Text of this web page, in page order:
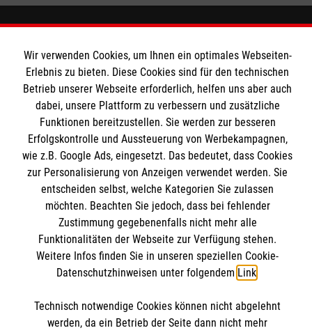
Wir Malteser
Spenden und Helfen
Angebote und Leistungen
Unsere Kurse
Mitarbeiten
Wir Malteser
Informationen
Impressum
Datenschutz
Malteser online
Malteserorden
Malteser Jugend
Malteser International
Mediathek
Soziale Netzwerke
Wir verwenden Cookies, um Ihnen ein optimales Webseiten-
Erlebnis zu bieten. Diese Cookies sind für den technischen
Betrieb unserer Webseite erforderlich, helfen uns aber auch
dabei, unsere Plattform zu verbessern und zusätzliche
Funktionen bereitzustellen. Sie werden zur besseren
Erfolgskontrolle und Aussteuerung von Werbekampagnen,
wie z.B. Google Ads, eingesetzt. Das bedeutet, dass Cookies
zur Personalisierung von Anzeigen verwendet werden. Sie
entscheiden selbst, welche Kategorien Sie zulassen
möchten. Beachten Sie jedoch, dass bei fehlender
Zustimmung gegebenenfalls nicht mehr alle
Funktionalitäten der Webseite zur Verfügung stehen.
Weitere Infos finden Sie in unseren speziellen Cookie-
Datenschutzhinweisen unter folgendem Link.
Technisch notwendige Cookies können nicht abgelehnt
werden, da ein Betrieb der Seite dann nicht mehr